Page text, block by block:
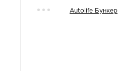
Autolife Бункер